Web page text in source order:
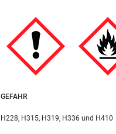
GEFAHR
H228, H315, H319, H336 und H410